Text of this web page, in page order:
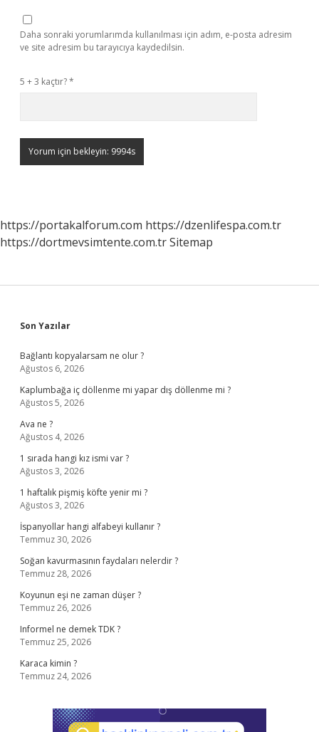
Daha sonraki yorumlarımda kullanılması için adım, e-posta adresim
ve site adresim bu tarayıcıya kaydedilsin.
5 + 3 kaçtır?*
https://portakalforum.com https://dzenlifespa.com.tr
https://dortmevsimtente.com.trSitemap
Sidebar
Son Yazılar
Bağlantı kopyalarsam ne olur ?
Ağustos 6, 2026
Kaplumbağa iç döllenme mi yapar dış döllenme mi ?
Ağustos 5, 2026
Ava ne ?
Ağustos 4, 2026
1 sırada hangi kız ismi var ?
Ağustos 3, 2026
1 haftalık pişmiş köfte yenir mi ?
Ağustos 3, 2026
İspanyollar hangi alfabeyi kullanır ?
Temmuz 30, 2026
Soğan kavurmasının faydaları nelerdir ?
Temmuz 28, 2026
Koyunun eşi ne zaman düşer ?
Temmuz 26, 2026
Informel ne demek TDK ?
Temmuz 25, 2026
Karaca kimin ?
Temmuz 24, 2026